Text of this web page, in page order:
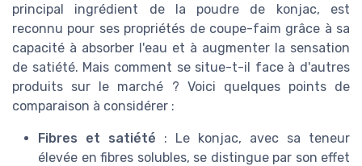
principal ingrédient de la poudre de konjac, est
reconnu pour ses propriétés de coupe-faim grâce à sa
capacité à absorber l'eau et à augmenter la sensation
de satiété. Mais comment se situe-t-il face à d'autres
produits sur le marché ? Voici quelques points de
comparaison à considérer :
Fibres et satiété : Le konjac, avec sa teneur
élevée en fibres solubles, se distingue par son effet